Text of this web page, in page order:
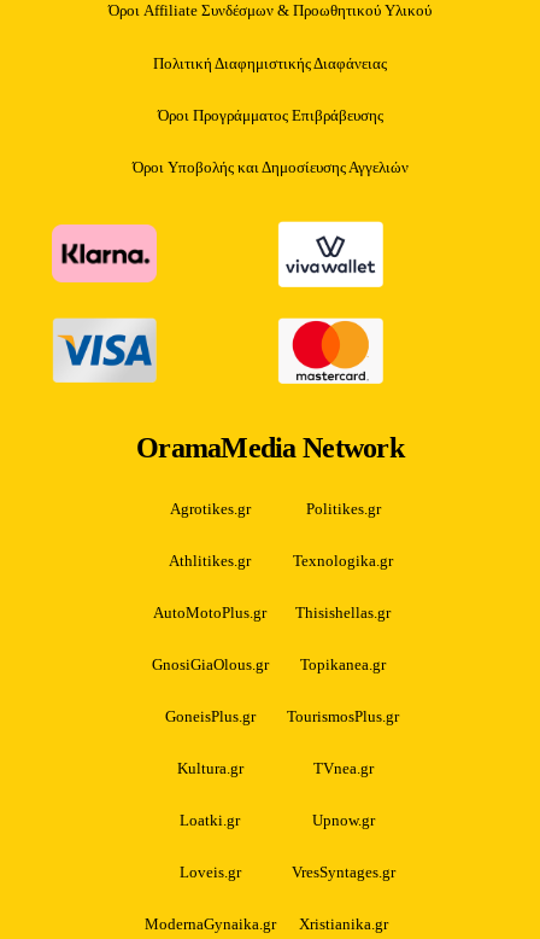
Όροι Affiliate Συνδέσμων & Προωθητικού Υλικού
Πολιτική Διαφημιστικής Διαφάνειας
Όροι Προγράμματος Επιβράβευσης
Όροι Υποβολής και Δημοσίευσης Αγγελιών
OramaMedia Network
Agrotikes.gr Politikes.gr
Athlitikes.gr Texnologika.gr
AutoMotoPlus.gr Thisishellas.gr
GnosiGiaOlous.gr Topikanea.gr
GoneisPlus.gr TourismosPlus.gr
Kultura.gr TVnea.gr
Loatki.gr Upnow.gr
Loveis.gr VresSyntages.gr
ModernaGynaika.gr Xristianika.gr